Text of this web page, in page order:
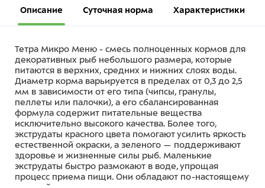
Описание Суточная норма Характеристики
Тетра Микро Меню - смесь полноценных кормов для
декоративных рыб небольшого размера, которые
питаются в верхних, средних и нижних слоях воды.
Диаметр корма варьируется в пределах от 0,3 до 2,5
мм в зависимости от его типа (чипсы, гранулы,
пеллеты или палочки), а его сбалансированная
формула содержит питательные вещества
исключительно высокого качества. Более того,
экструдаты красного цвета помогают усилить яркость
естественной окраски, а зеленого — поддерживают
здоровье и жизненные силы рыб. Маленькие
экструдаты быстро размокают в воде, упрощая
процесс приема пищи. Они обладают по-настоящему